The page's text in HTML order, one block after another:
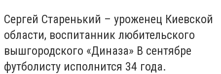
Сергей Старенький – уроженец Киевской
области, воспитанник любительского
вышгородского «Диназа» В сентябре
футболисту исполнится 34 года.